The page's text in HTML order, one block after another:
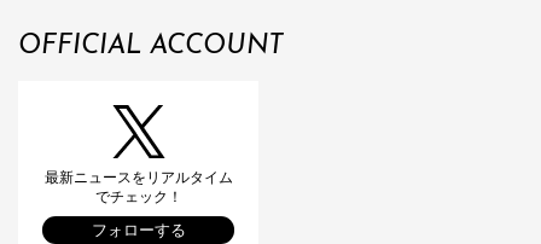
OFFICIAL ACCOUNT
最新ニュースをリアルタイム
でチェック！
フォローする